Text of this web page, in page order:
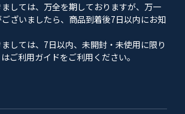
しては、万全を期しておりますが、万一
ざいましたら、商品到着後7日以内にお知
しては、7日以内、未開封・未使用に限り
ご利用ガイドをご利用ください。